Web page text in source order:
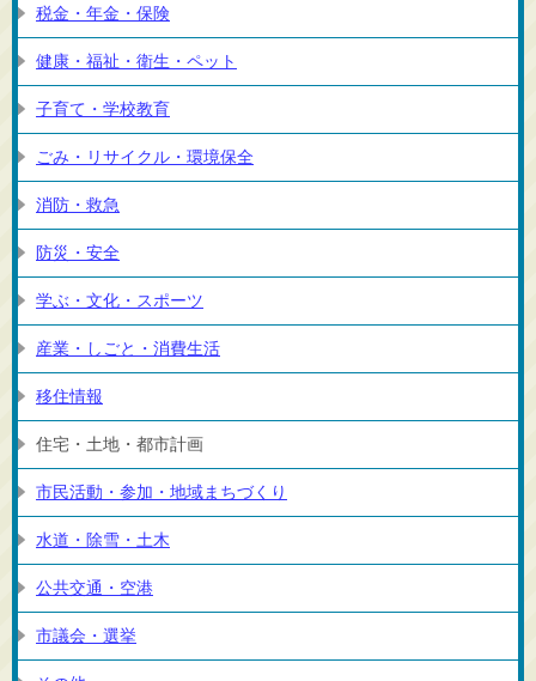
税金・年金・保険
健康・福祉・衛生・ペット
子育て・学校教育
ごみ・リサイクル・環境保全
消防・救急
防災・安全
学ぶ・文化・スポーツ
産業・しごと・消費生活
移住情報
住宅・土地・都市計画
市民活動・参加・地域まちづくり
水道・除雪・土木
公共交通・空港
市議会・選挙